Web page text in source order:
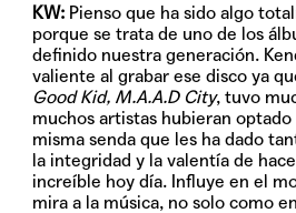
KW: Pienso que ha sido algo
porque se trata de uno de los
definido nuestra generación.
valiente al grabar ese disco ya
Good Kid, M.A.A.D City, tuvo
muchos artistas hubieran
misma senda que les ha dado
la integridad y la valentía de
increíble hoy día. Influye en el
mira a la música, no solo como